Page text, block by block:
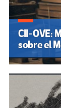
CII-OVE:
sobre el